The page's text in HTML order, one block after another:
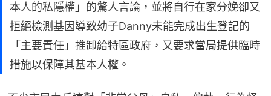
本人的私隱權」的驚人言論，並將自行在家分娩卻又
拒絕檢測基因導致幼子Danny未能完成出生登記的
「主要責任」推卸給特區政府，又要求當局提供臨時
措施以保障其基本人權。